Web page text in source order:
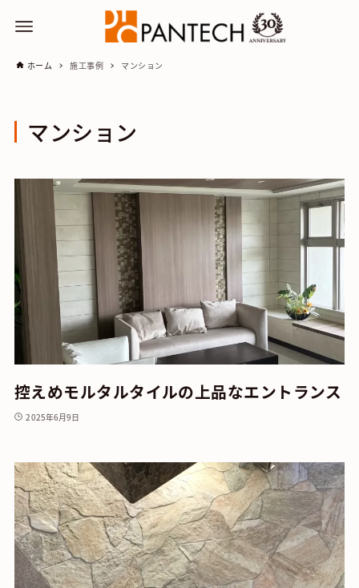
ホーム 施工事例 マンション
マンション
控えめモルタルタイルの上品なエントランス
2025年6月9日